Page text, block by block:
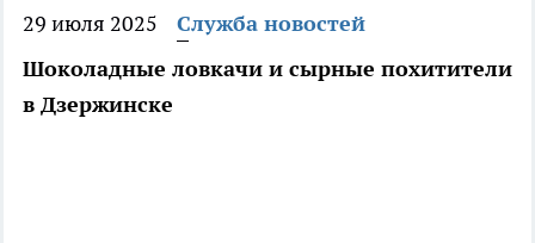
29 июля 2025
Служба новостей
Шоколадные ловкачи и сырные похитители
в Дзержинске